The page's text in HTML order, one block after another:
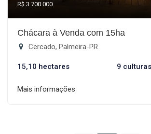
R$ 3.700.000
Chácara à Venda com 15ha
Cercado, Palmeira-PR
15,10 hectares 9 culturas
Mais informações